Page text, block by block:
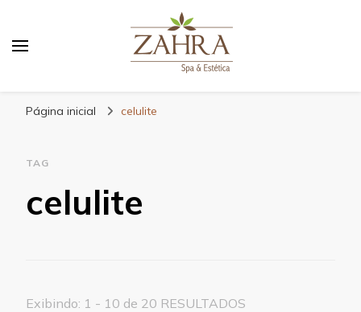
e relaxamento
Página inicial celulite
TAG
celulite
Exibindo: 1 - 10 de 20 RESULTADOS